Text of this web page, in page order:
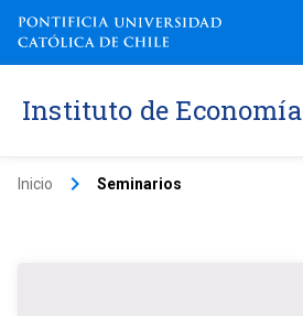
Instituto de Economía
Inicio keyboard_arrow_right Seminarios